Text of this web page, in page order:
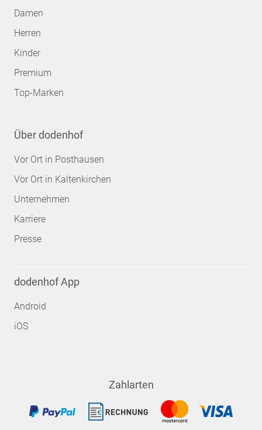
Damen
Herren
Kinder
Premium
Top-Marken
Über dodenhof
Vor Ort in Posthausen
Vor Ort in Kaltenkirchen
Unternehmen
Karriere
Presse
dodenhof App
Android
iOS
Zahlarten